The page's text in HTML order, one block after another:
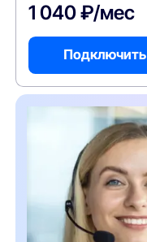
1 040 ₽/мес
Подключить